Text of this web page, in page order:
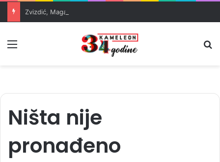
Ništa nije
pronađeno